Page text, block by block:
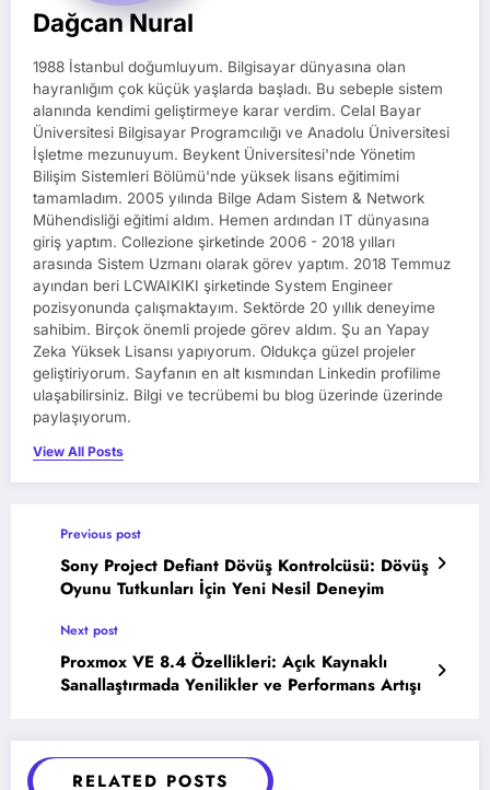
Dağcan Nural
1988 İstanbul doğumluyum. Bilgisayar dünyasına olan
hayranlığım çok küçük yaşlarda başladı. Bu sebeple sistem
alanında kendimi geliştirmeye karar verdim. Celal Bayar
Üniversitesi Bilgisayar Programcılığı ve Anadolu Üniversitesi
İşletme mezunuyum. Beykent Üniversitesi'nde Yönetim
Bilişim Sistemleri Bölümü'nde yüksek lisans eğitimimi
tamamladım. 2005 yılında Bilge Adam Sistem & Network
Mühendisliği eğitimi aldım. Hemen ardından IT dünyasına
giriş yaptım. Collezione şirketinde 2006 - 2018 yılları
arasında Sistem Uzmanı olarak görev yaptım. 2018 Temmuz
ayından beri LCWAIKIKI şirketinde System Engineer
pozisyonunda çalışmaktayım. Sektörde 20 yıllık deneyime
sahibim. Birçok önemli projede görev aldım. Şu an Yapay
Zeka Yüksek Lisansı yapıyorum. Oldukça güzel projeler
geliştiriyorum. Sayfanın en alt kısmından Linkedin profilime
ulaşabilirsiniz. Bilgi ve tecrübemi bu blog üzerinde üzerinde
paylaşıyorum.
View All Posts
Previous post
Sony Project Defiant Dövüş Kontrolcüsü: Dövüş
Oyunu Tutkunları İçin Yeni Nesil Deneyim
Next post
Proxmox VE 8.4 Özellikleri: Açık Kaynaklı
Sanallaştırmada Yenilikler ve Performans Artışı
RELATED POSTS